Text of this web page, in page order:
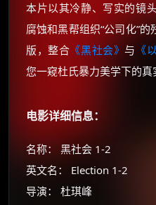
本片以其冷静、写实的镜
腐蚀和黑帮组织“公司化”
版，整合 《黑社会》与 《
您一窥杜氏暴力美学下的真
电影详细信息：
名称： 黑社会 1-2
英文名： Election 1-2
导演： 杜琪峰